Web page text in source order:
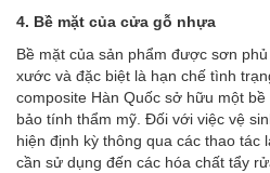
4. Bề mặt của cửa gỗ nhựa
Bề mặt của sản phẩm được sơn
xước và đặc biệt là hạn chế tình
composite Hàn Quốc sở hữu một
bảo tính thẩm mỹ. Đối với việc vệ
hiện định kỳ thông qua các thao tác
cần sử dụng đến các hóa chất tẩy